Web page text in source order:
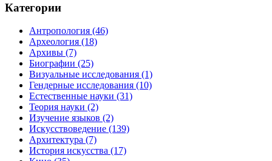
Категории
Антропология (46)
Археология (18)
Архивы (7)
Биографии (25)
Визуальные исследования (1)
Гендерные исследования (10)
Естественные науки (31)
Теория науки (2)
Изучение языков (2)
Искусствоведение (139)
Архитектура (7)
История искусства (17)